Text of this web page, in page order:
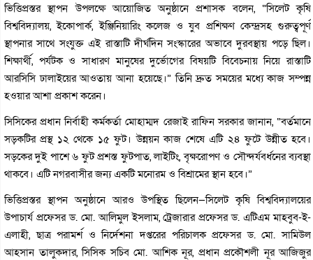
ভিত্তিপ্রস্তর স্থাপন উপলক্ষে আয়োজিত অনুষ্ঠানে প্রশাসক বলেন, “সিলেট কৃষি
বিশ্ববিদ্যালয়, ইকোপার্ক, ইঞ্জিনিয়ারিং কলেজ ও যুব প্রশিক্ষণ কেন্দ্রসহ গুরুত্বপূর্ণ
স্থাপনার সাথে সংযুক্ত এই রাস্তাটি দীর্ঘদিন সংস্কারের অভাবে দুরবস্থায় পড়ে ছিল।
শিক্ষার্থী, পর্যটক ও সাধারণ মানুষের দুর্ভোগের বিষয়টি বিবেচনায় নিয়ে রাস্তাটি
আরসিসি ঢালাইয়ের আওতায় আনা হয়েছে।” তিনি দ্রুত সময়ের মধ্যে কাজ সম্পন্ন
হওয়ার আশা প্রকাশ করেন।
সিসিকের প্রধান নির্বাহী কর্মকর্তা মোহাম্মদ রেজাই রাফিন সরকার জানান, “বর্তমানে
সড়কটির প্রস্থ ১২ থেকে ১৫ ফুট। উন্নয়ন কাজ শেষে এটি ২৪ ফুটে উন্নীত হবে।
সড়কের দুই পাশে ৬ ফুট প্রশস্ত ফুটপাত, লাইটিং, বৃক্ষরোপণ ও সৌন্দর্যবর্ধনের ব্যবস্থা
থাকবে। এটি নগরবাসীর জন্য একটি মনোরম ও বিশ্রামের স্থান হবে।”
ভিত্তিপ্রস্তর স্থাপন অনুষ্ঠানে আরও উপস্থিত ছিলেন—সিলেট কৃষি বিশ্ববিদ্যালয়ের
উপাচার্য প্রফেসর ড. মো. আলিমুল ইসলাম, ট্রেজারার প্রফেসর ড. এটিএম মাহবুব-ই-
এলাহী, ছাত্র পরামর্শ ও নির্দেশনা দপ্তরের পরিচালক প্রফেসর ড. মো. সামিউল
আহসান তালুকদার, সিসিক সচিব মো. আশিক নূর, প্রধান প্রকৌশলী নূর আজিজুর